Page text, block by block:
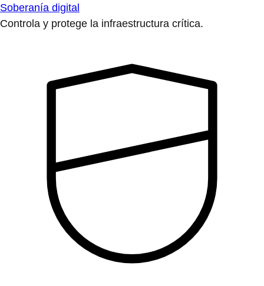
Soberanía digital
Controla y protege la infraestructura crítica.